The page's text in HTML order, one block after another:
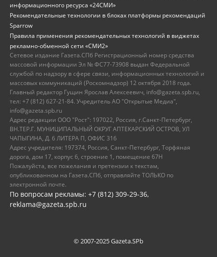
информационного ресурса «24СМИ»
Рекомендательные технологии в блоках платформы рекомендаций
Sparrow
Правила применения рекомендательных технологий в виджетах
рекламно-обменной сети «СМИ2»
Сетевое издание Газета.СПб Регистрационный номер средства
массовой информации Эл № ФС77-73908 выдан Федеральной
службой по надзору в сфере связи, информационных технологий и
массовых коммуникаций (Роскомнадзор) 12 октября 2018 года.
Главный редактор Гущин Ярослав Алексеевич, info@gazeta.spb.ru,
тел: +7 (812) 627-21-84. Учредитель АО "Открытые Медиа",
info@gazeta.spb.ru
Адрес редакции ООО "Рост": 197022, Россия, г.Санкт-Петербург,
ВН.ТЕР.Г. МУНИЦИПАЛЬНЫЙ ОКРУГ АПТЕКАРСКИЙ ОСТРОВ, УЛ
ЧАПЫГИНА, Д. 6 ЛИТЕРА П, ОФИС 316
Адрес учредителя: 197374, Россия, Санкт-Петербург, Торфяная
дорога, дом 17, корпус 6, строение 1, помещение 67Н
Пожалуйста, все пожелания и претензии к текстам,
опубликованном на Газета.СПб, отправляйте ТОЛЬКО по
электронной почте.
По вопросам рекламы: +7 (812) 309-29-36,
reklama@gazeta.spb.ru
© 2007-2025 Gazeta.SPb